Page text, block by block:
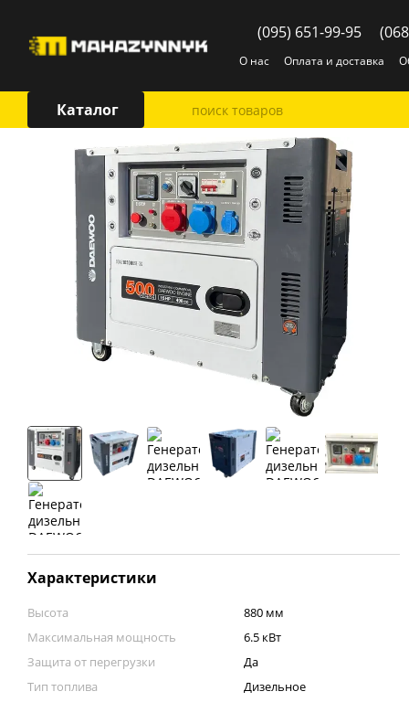
(095) 651-99-95
О нас Оплата и доставка
Каталог
Характеристики
Высота
880 мм
Максимальная мощность
6.5 кВт
Защита от перегрузки
Да
Тип топлива
Дизельное